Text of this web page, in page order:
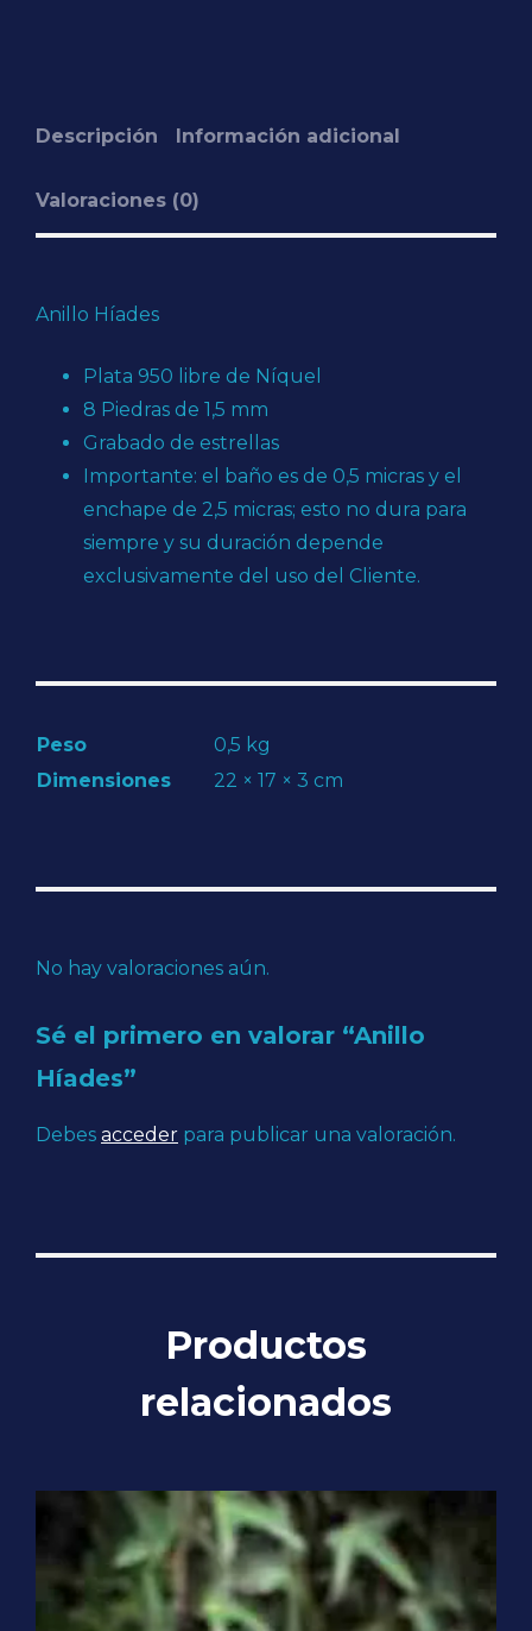
Descripción Información adicional
Valoraciones (0)
Anillo Híades
Plata 950 libre de Níquel
8 Piedras de 1,5 mm
Grabado de estrellas
Importante: el baño es de 0,5 micras y el
enchape de 2,5 micras; esto no dura para
siempre y su duración depende
exclusivamente del uso del Cliente.
Peso
0,5 kg
Dimensiones
22 × 17 × 3 cm
No hay valoraciones aún.
Sé el primero en valorar “Anillo
Híades”
Debes acceder para publicar una valoración.
Productos
relacionados